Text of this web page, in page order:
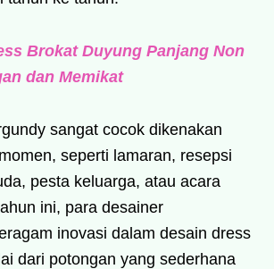
Brokat Duyung Panjang Non
dan Memikat
sangat cocok dikenakan
seperti lamaran, resepsi
pesta keluarga, atau acara
ini, para desainer
inovasi dalam desain dress
dari potongan yang sederhana